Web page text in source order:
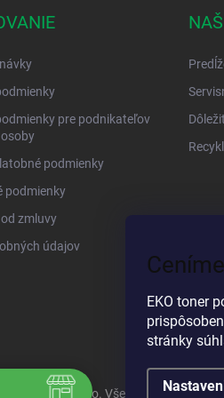
EKO toner
stránky
pre podnikateľov
podmienky
podmienky
zmluvy
údajov
EKO TONER s.r.o. Všetky práva